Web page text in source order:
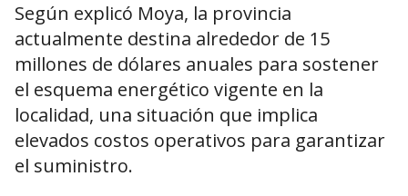
Según explicó Moya, la provincia
actualmente destina alrededor de 15
millones de dólares anuales para sostener
el esquema energético vigente en la
localidad, una situación que implica
elevados costos operativos para garantizar
el suministro.